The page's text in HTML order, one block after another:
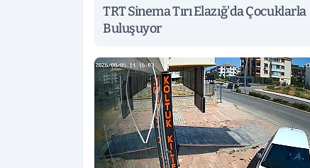
TRT Sinema Tırı Elazığ'da Çocuklarla
Buluşuyor